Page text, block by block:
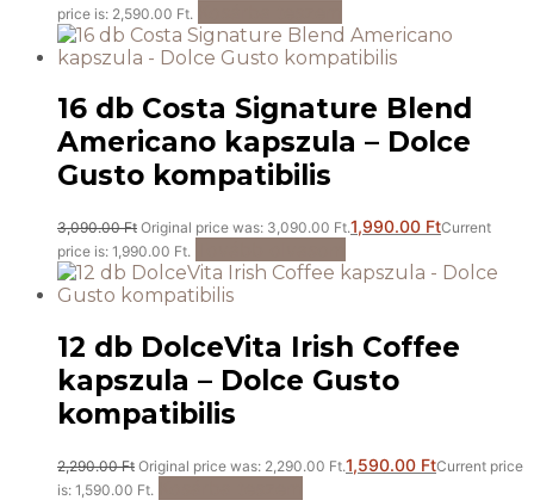
price is: 2,590.00 Ft.
16 db Costa Signature Blend
Americano kapszula – Dolce
Gusto kompatibilis
3,090.00Ft Original price was: 3,090.00 Ft.1,990.00 FtCurrent
price is: 1,990.00 Ft.
12 db DolceVita Irish Coffee
kapszula – Dolce Gusto
kompatibilis
2,290.00Ft Original price was: 2,290.00 Ft.1,590.00 FtCurrent price
is: 1,590.00 Ft.